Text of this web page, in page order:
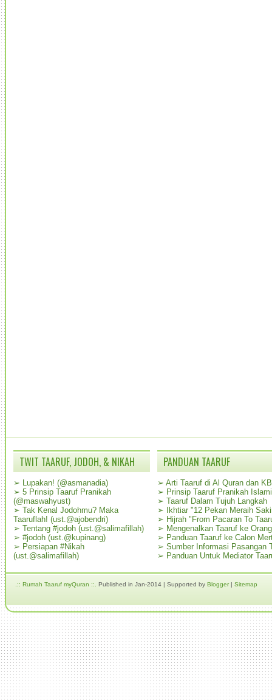
TWIT TAARUF, JODOH, & NIKAH
➢ Lupakan! (@asmanadia)
➢ 5 Prinsip Taaruf Pranikah
(@maswahyust)
➢ Tak Kenal Jodohmu? Maka
Taaruflah! (ust.@ajobendri)
➢ Tentang #jodoh (ust.@salimafillah)
➢ #jodoh (ust.@kupinang)
➢ Persiapan #Nikah
(ust.@salimafillah)
PANDUAN TAARUF
➢ Arti Taaruf di Al Quran dan
➢ Prinsip Taaruf Pranikah Islami
➢ Taaruf Dalam Tujuh Langkah
➢
Ikhtiar "12 Pekan Meraih
➢ Hijrah "From Pacaran To
➢ Mengenalkan Taaruf ke
➢ Panduan Taaruf ke Calon
➢ Sumber Informasi Pasangan
➢ Panduan Untuk Mediator
.:: Rumah Taaruf myQuran ::. Published in Jan-2014 | Supported by Blogger| Sitemap